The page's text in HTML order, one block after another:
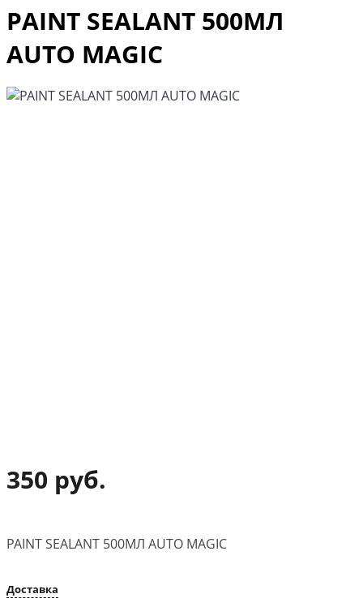
PAINT SEALANT 500МЛ
AUTO MAGIC
350 руб.
PAINT SEALANT 500МЛ AUTO MAGIC
Доставка